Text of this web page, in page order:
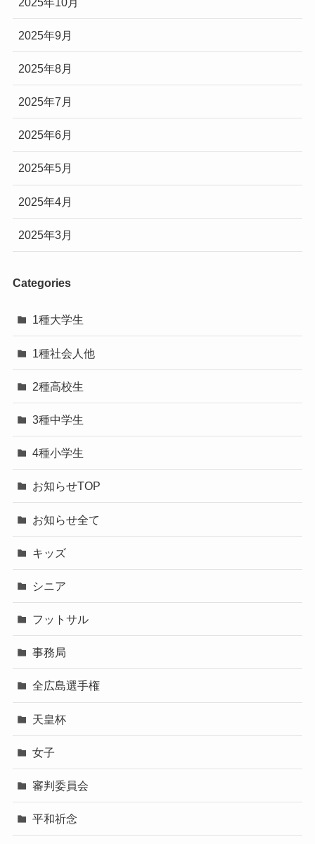
2025年9月
2025年8月
2025年7月
2025年6月
2025年5月
2025年4月
2025年3月
Categories
1種大学生
1種社会人他
2種高校生
3種中学生
4種小学生
お知らせTOP
お知らせ全て
キッズ
シニア
フットサル
事務局
全広島選手権
天皇杯
女子
審判委員会
平和祈念